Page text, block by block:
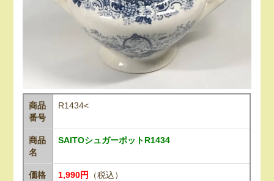
商品
番号
R1434<
商品
名
SAITOシュガーポットR1434
価格 1,990円 （税込）